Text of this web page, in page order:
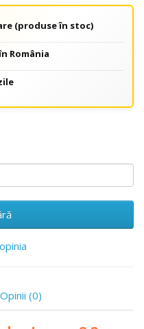
(produse în stoc)
România
Opinii (0)